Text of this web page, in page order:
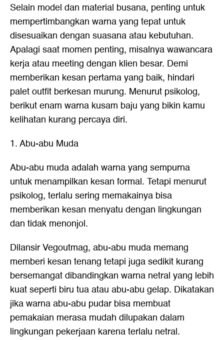
Selain model dan material busana, penting untuk
mempertimbangkan warna yang tepat untuk
disesuaikan dengan suasana atau kebutuhan.
Apalagi saat momen penting, misalnya wawancara
kerja atau meeting dengan klien besar. Demi
memberikan kesan pertama yang baik, hindari
palet outfit berkesan murung. Menurut psikolog,
berikut enam warna kusam baju yang bikin kamu
kelihatan kurang percaya diri.
1. Abu-abu Muda
Abu-abu muda adalah warna yang sempurna
untuk menampilkan kesan formal. Tetapi menurut
psikolog, terlalu sering memakainya bisa
memberikan kesan menyatu dengan lingkungan
dan tidak menonjol.
Dilansir Vegoutmag, abu-abu muda memang
memberi kesan tenang tetapi juga sedikit kurang
bersemangat dibandingkan warna netral yang lebih
kuat seperti biru tua atau abu-abu gelap. Dikatakan
jika warna abu-abu pudar bisa membuat
pemakaian merasa mudah dilupakan dalam
lingkungan pekerjaan karena terlalu netral.